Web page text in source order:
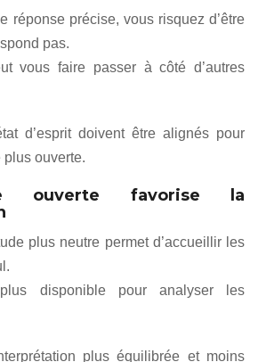
réponse précise, vous risquez d’être
pas.
vous faire passer à côté d’autres
d’esprit doivent être alignés pour
ouverte.
ouverte favorise la
plus neutre permet d’accueillir les
disponible pour analyser les
plus équilibrée et moins